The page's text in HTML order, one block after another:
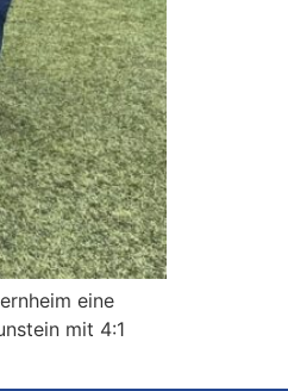
eine
mit 4:1